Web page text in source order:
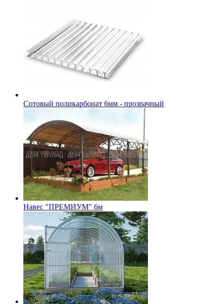
Сотовый поликарбонат 6мм - прозрачный
Навес "ПРЕМИУМ" 6м